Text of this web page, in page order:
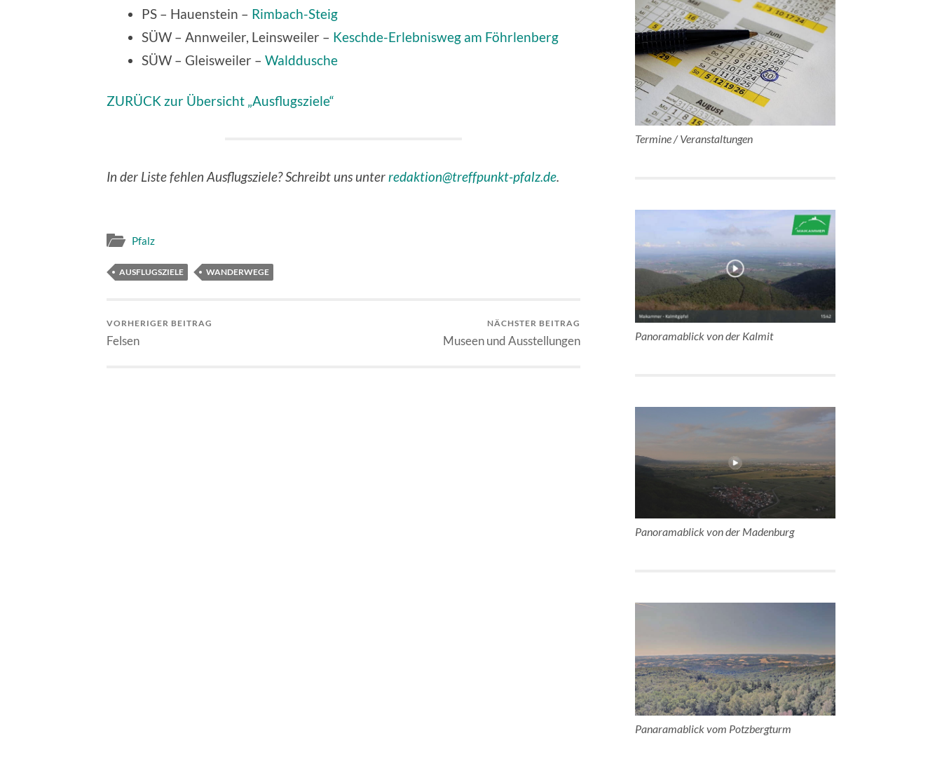
PS – Hauenstein – Rimbach-Steig
SÜW – Annweiler, Leinsweiler – Keschde-Erlebnisweg am Föhrlenberg
SÜW – Gleisweiler – Walddusche
ZURÜCK zur Übersicht „Ausflugsziele“
In der Liste fehlen Ausflugsziele? Schreibt uns unterredaktion@treffpunkt-pfalz.de.
Pfalz
AUSFLUGSZIELE WANDERWEGE
VORHERIGER BEITRAG
Felsen
NÄCHSTER BEITRAG
Museen und Ausstellungen
Termine / Veranstaltungen
Panoramablick von der Kalmit
Panoramablick von der Madenburg
Panaramablick vom Potzbergturm